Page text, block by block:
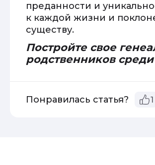
преданности и
к каждой жизни и
существу.
Постройте свое
родственников
Понравилась статья? 1